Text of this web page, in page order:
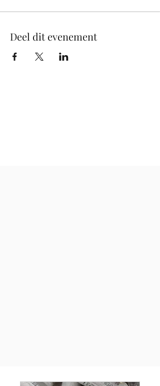
Deel dit evenement